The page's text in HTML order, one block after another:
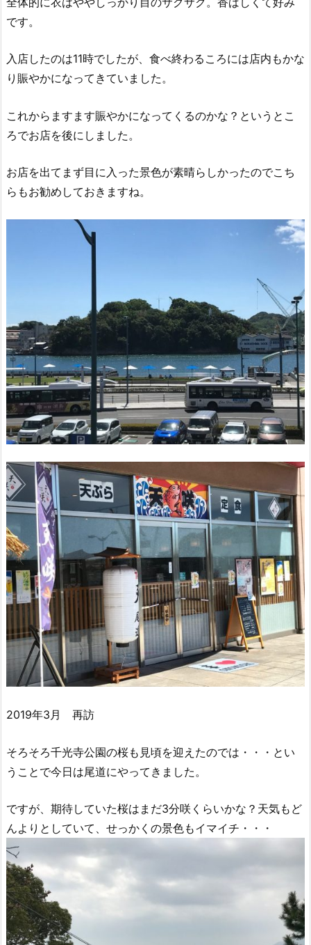
です。
入店したのは11時でしたが、食べ終わるころには店内もかな
り賑やかになってきていました。
これからますます賑やかになってくるのかな？というとこ
ろでお店を後にしました。
お店を出てまず目に入った景色が素晴らしかったのでこち
らもお勧めしておきますね。
2019年3月 再訪
そろそろ千光寺公園の桜も見頃を迎えたのでは・・・とい
うことで今日は尾道にやってきました。
ですが、期待していた桜はまだ3分咲くらいかな？天気もど
んよりとしていて、せっかくの景色もイマイチ・・・